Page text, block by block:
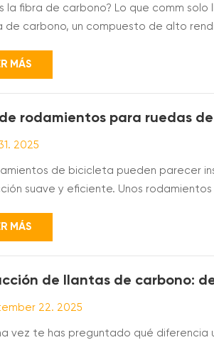
la fibra de carbono? Lo que comm
de carbono, un compuesto de alto
desempeña un papel fundamental en
MÁS
rodamientos para ruedas
2025
de bicicleta pueden parecer
suave y eficiente. Unos
y la dirección, y aumentan la
MÁS
22. 2025
vez te has preguntado qué